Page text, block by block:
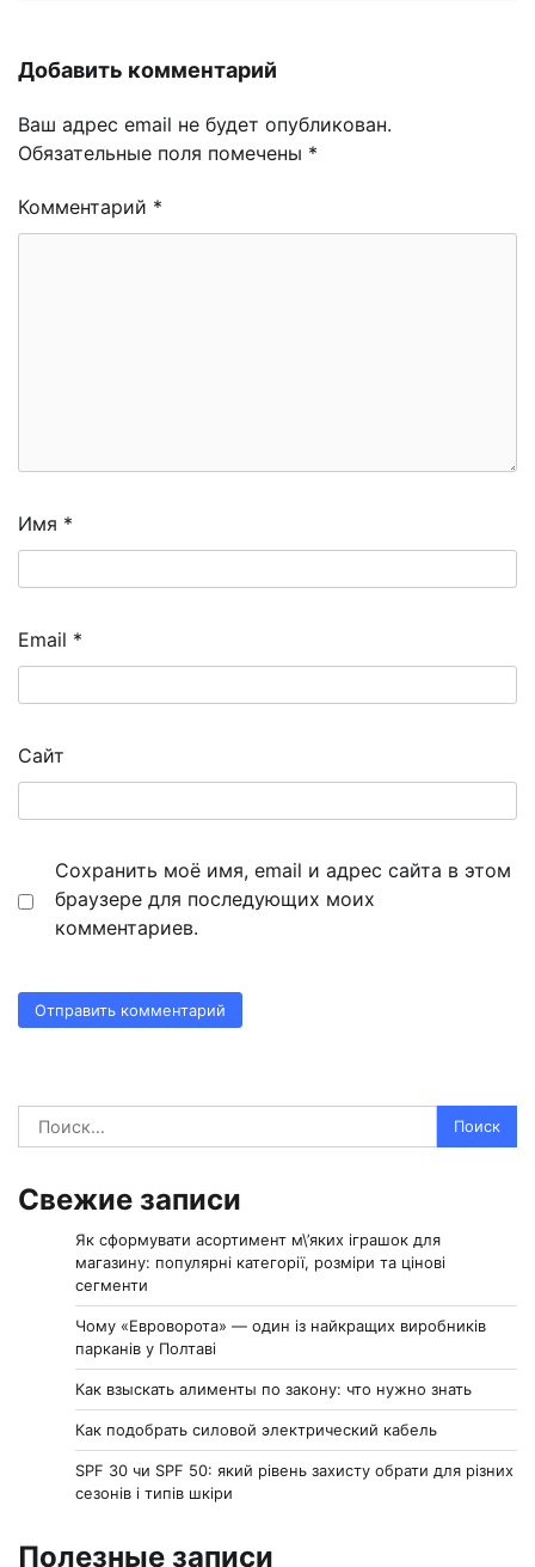
Добавить комментарий
Ваш адрес email не будет опубликован.
Обязательные поля помечены *
Комментарий *
Имя *
Email *
Сайт
Сохранить моё имя, email и адрес сайта в этом
браузере для последующих моих
комментариев.
Найти:
Свежие записи
Як сформувати асортимент м\’яких іграшок для
магазину: популярні категорії, розміри та цінові
сегменти
Чому «Евроворота» — один із найкращих виробників
парканів у Полтаві
Как взыскать алименты по закону: что нужно знать
Как подобрать силовой электрический кабель
SPF 30 чи SPF 50: який рівень захисту обрати для різних
сезонів і типів шкіри
Полезные записи